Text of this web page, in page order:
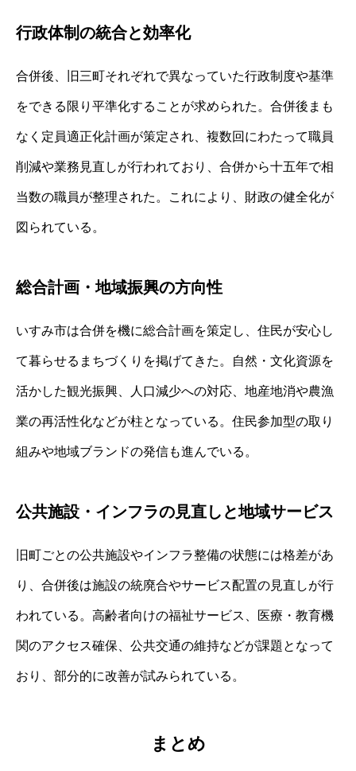
行政体制の統合と効率化
合併後、旧三町それぞれで異なっていた行政制度や基準
をできる限り平準化することが求められた。合併後まも
なく定員適正化計画が策定され、複数回にわたって職員
削減や業務見直しが行われており、合併から十五年で相
当数の職員が整理された。これにより、財政の健全化が
図られている。
総合計画・地域振興の方向性
いすみ市は合併を機に総合計画を策定し、住民が安心し
て暮らせるまちづくりを掲げてきた。自然・文化資源を
活かした観光振興、人口減少への対応、地産地消や農漁
業の再活性化などが柱となっている。住民参加型の取り
組みや地域ブランドの発信も進んでいる。
公共施設・インフラの見直しと地域サービス
旧町ごとの公共施設やインフラ整備の状態には格差があ
り、合併後は施設の統廃合やサービス配置の見直しが行
われている。高齢者向けの福祉サービス、医療・教育機
関のアクセス確保、公共交通の維持などが課題となって
おり、部分的に改善が試みられている。
まとめ